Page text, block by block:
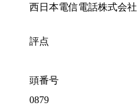
西日本電信電話株式会社
評点
頭番号
0879